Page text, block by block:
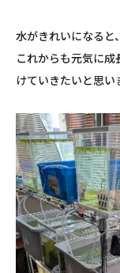
水がきれいになると
これからも元気に
けていきたいと思い